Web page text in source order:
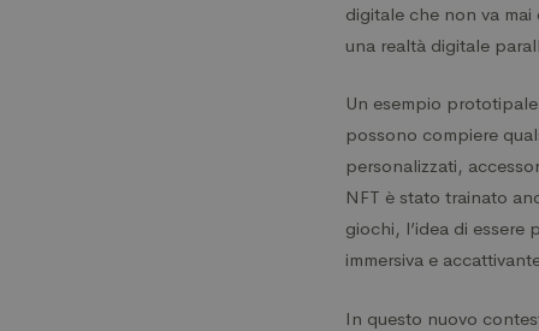
digitale che non va
una realtà digitale
Un esempio
possono compiere
personalizzati,
NFT è stato trainato
giochi, l’idea di essere
immersiva e
In questo nuovo